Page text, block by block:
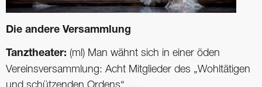
Die andere Versammlung
Tanztheater: (ml) Man wähnt sich in einer öden
Vereinsversammlung: Acht Mitglieder des „Wohltätigen
und schützenden Ordens“, ...